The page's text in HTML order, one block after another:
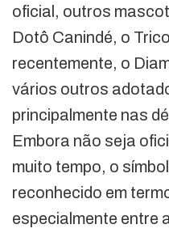
oficial, outros
Dotô Canindé, o
recentemente, o
vários outros
principalmente nas
Embora não seja
muito tempo, o
reconhecido em
especialmente entre